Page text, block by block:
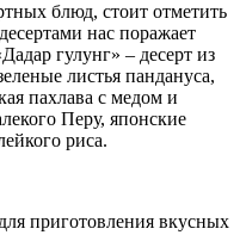
блюд, стоит отметить
нас поражает
гулунг» – десерт из
листья пандануса,
пахлава с медом и
Перу, японские
риса.